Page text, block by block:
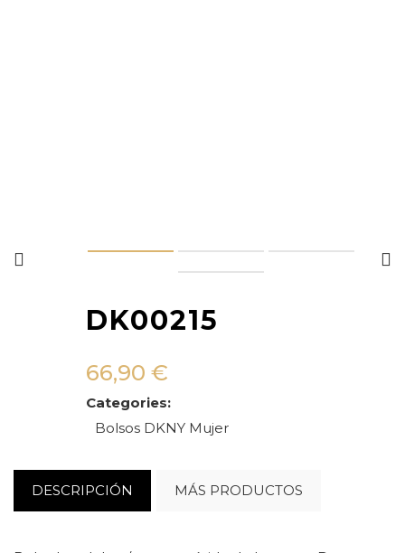
DK00215
66,90 €
Categories:
Bolsos DKNY Mujer
DESCRIPCIÓN MÁS PRODUCTOS